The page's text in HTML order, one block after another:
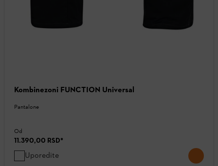
Kombinezoni FUNCTION Universal
Pantalone
Od
11.390,00 RSD*
Uporedite